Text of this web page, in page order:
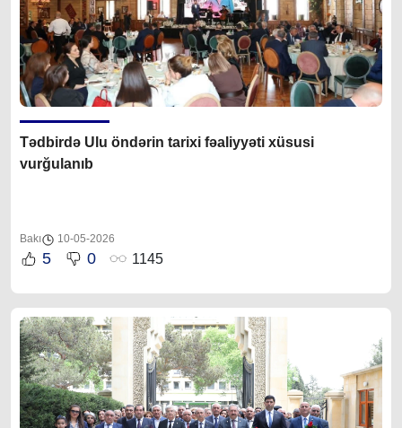
Tədbirdə Ulu öndərin tarixi fəaliyyəti xüsusi
vurğulanıb
Bakı 10-05-2026
5 0 1145